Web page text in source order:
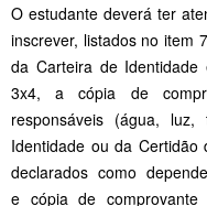
O estudante deverá ter
inscrever, listados no item
da Carteira de
3x4, a cópia de
responsáveis (água,
Identidade ou da
declarados como
e cópia de